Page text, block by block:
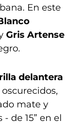
En este
Gris Artense
delantera
mate y
de 15” en el